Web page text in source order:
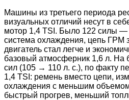
Машины из третьего периода
визуальных отличий несут в
мотор 1,4 TSI. Было 122 силы —
система охлаждения, цепь ГРМ
двигатель стал легче и
базовый атмосферник 1,6 л. На
сил (105 → 110 л. с.), по факту
1,4 TSI: ремень вместо цепи,
охлаждения с меньшим
быстрый прогрев, меньший